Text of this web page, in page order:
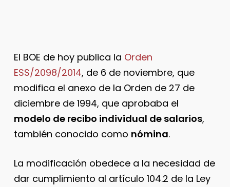
El BOE de hoy publica la Orden
ESS/2098/2014, de 6 de noviembre, que
modifica el anexo de la Orden de 27 de
diciembre de 1994, que aprobaba el
modelo de recibo individual de salarios,
también conocido como nómina.
La modificación obedece a la necesidad de
dar cumplimiento al artículo 104.2 de la Ley